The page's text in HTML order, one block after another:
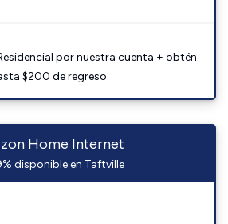
por nuestra cuenta + obtén
$200 de regreso.
Home Internet
disponible en Taftville